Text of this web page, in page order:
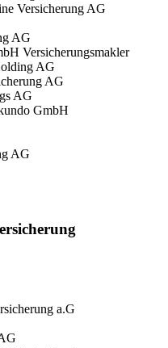
Versicherung AG
AG
Versicherungsmakler
AG
AG
AG
GmbH
AG
a.G